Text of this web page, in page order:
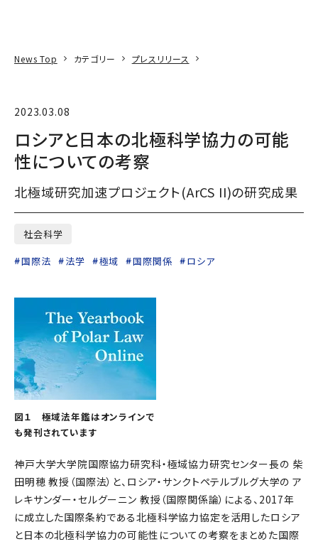
News Top カテゴリー プレスリリース
2023.03.08
ロシアと日本の北極科学協力の可能
性についての考察
北極域研究加速プロジェクト(ArCS II)の研究成果
社会科学
国際法
法学 極域 国際関係 ロシア
図１ 極域法年鑑はオンラインで
も発刊されています
神戸大学大学院国際協力研究科・極域協力研究センター長の 柴
田明穂 教授（国際法）と、ロシア・サンクトペテルブルグ大学の ア
レキサンダー・セルグーニン 教授（国際関係論）による、2017年
に成立した国際条約である北極科学協力協定を活用したロシア
と日本の北極科学協力の可能性についての考察をまとめた国際